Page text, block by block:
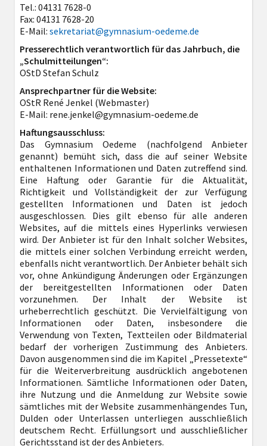
Tel.: 04131 7628-0
Fax: 04131 7628-20
E-Mail: sekretariat@gymnasium-oedeme.de
Presserechtlich verantwortlich für das Jahrbuch, die
„Schulmitteilungen“:
OStD Stefan Schulz
Ansprechpartner für die Website:
OStR René Jenkel (Webmaster)
E-Mail: rene.jenkel@gymnasium-oedeme.de
Haftungsausschluss:
Das Gymnasium Oedeme (nachfolgend Anbieter
genannt) bemüht sich, dass die auf seiner Website
enthaltenen Informationen und Daten zutreffend sind.
Eine Haftung oder Garantie für die Aktualität,
Richtigkeit und Vollständigkeit der zur Verfügung
gestellten Informationen und Daten ist jedoch
ausgeschlossen. Dies gilt ebenso für alle anderen
Websites, auf die mittels eines Hyperlinks verwiesen
wird. Der Anbieter ist für den Inhalt solcher Websites,
die mittels einer solchen Verbindung erreicht werden,
ebenfalls nicht verantwortlich. Der Anbieter behält sich
vor, ohne Ankündigung Änderungen oder Ergänzungen
der bereitgestellten Informationen oder Daten
vorzunehmen. Der Inhalt der Website ist
urheberrechtlich geschützt. Die Vervielfältigung von
Informationen oder Daten, insbesondere die
Verwendung von Texten, Textteilen oder Bildmaterial
bedarf der vorherigen Zustimmung des Anbieters.
Davon ausgenommen sind die im Kapitel „Pressetexte“
für die Weiterverbreitung ausdrücklich angebotenen
Informationen. Sämtliche Informationen oder Daten,
ihre Nutzung und die Anmeldung zur Website sowie
sämtliches mit der Website zusammenhängendes Tun,
Dulden oder Unterlassen unterliegen ausschließlich
deutschem Recht. Erfüllungsort und ausschließlicher
Gerichtsstand ist der des Anbieters.